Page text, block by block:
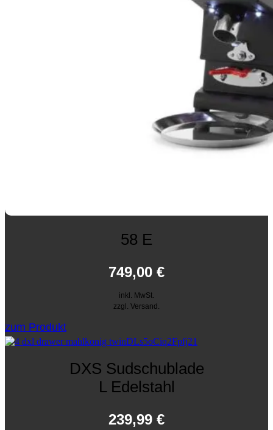
58 E
749,00 €
inkl. MwSt.
zzgl. Versand.
zum Produkt
DXS Sudschublade
L Edelstahl
239,99 €